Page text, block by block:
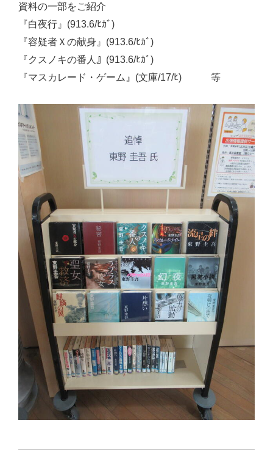
資料の一部をご紹介
『白夜行』(913.6/ﾋｶﾞ)
『容疑者Ｘの献身』(913.6/ﾋｶﾞ)
『クスノキの番人』(913.6/ﾋｶﾞ)
『マスカレード・ゲーム』(文庫/17/ﾋ) 等